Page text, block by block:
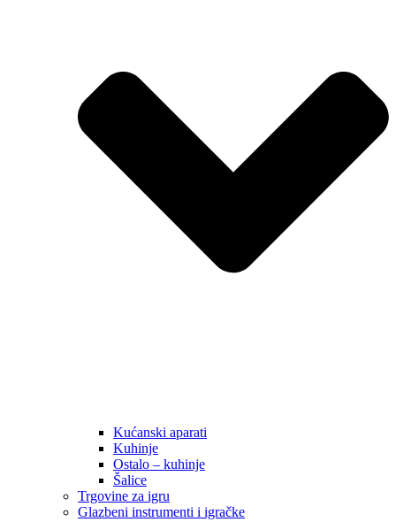
Kućanski aparati
Kuhinje
Ostalo – kuhinje
Šalice
Trgovine za igru
Glazbeni instrumenti i igračke